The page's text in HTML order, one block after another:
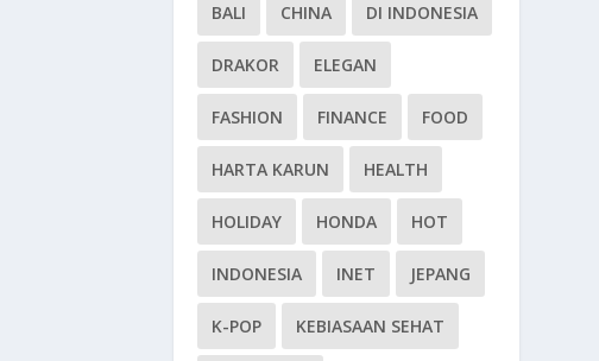
BALI CHINA DI INDONESIA
DRAKOR ELEGAN
FASHION FINANCE FOOD
HARTA KARUN HEALTH
HOLIDAY HONDA HOT
INDONESIA INET JEPANG
K-POP KEBIASAAN SEHAT